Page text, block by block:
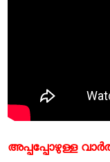
അപ്പപ്പോഴുള്ള